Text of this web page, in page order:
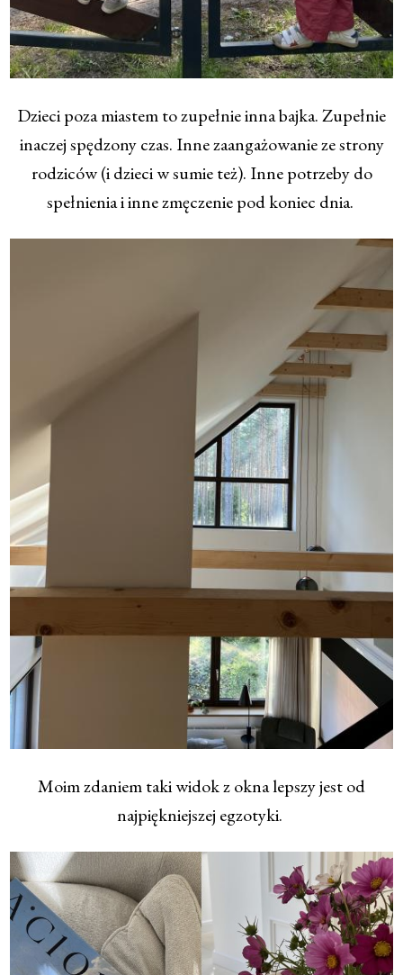
Dzieci poza miastem to zupełnie inna bajka. Zupełnie
inaczej spędzony czas. Inne zaangażowanie ze strony
rodziców (i dzieci w sumie też). Inne potrzeby do
spełnienia i inne zmęczenie pod koniec dnia.
Moim zdaniem taki widok z okna lepszy jest od
najpiękniejszej egzotyki.